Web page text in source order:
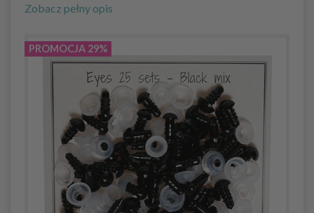
Zobacz pełny opis
PROMOCJA 29%